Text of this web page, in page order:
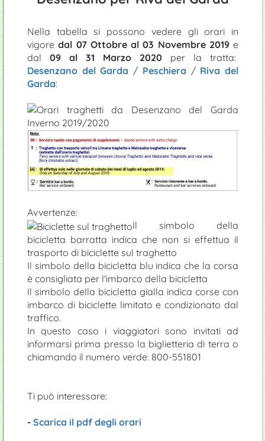
Nella tabella si possono vedere gli orari in
vigoredal 07 Ottobre al 03 Novembre 2019e
dal 09 al 31 Marzo 2020 per la tratta:
Desenzano del Garda / Peschiera / Riva del
Garda:
Avvertenze:
Il simbolo della
bicicletta barratta indica che non si effettua il
trasporto di biciclette sul traghetto
Il simbolo della bicicletta blu indica che la corsa
è consigliata per l'imbarco della bicicletta
Il simbolo della bicicletta gialla indica corse con
imbarco di biciclette limitato e condizionato dal
traffico.
In questo caso i viaggiatori sono invitati ad
informarsi prima presso la biglietteria di terra o
chiamando il numero verde: 800-551801
Ti può interessare:
- Scarica il pdf degli orari